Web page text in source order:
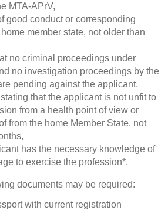
MTA-APrV,
good conduct or corresponding
member state, not older than
no criminal proceedings under
no investigation proceedings by the
pending against the applicant,
that the applicant is not unfit to
from a health point of view or
from the home Member State, not
has the necessary knowledge of
to exercise the profession*.
documents may be required:
with current registration